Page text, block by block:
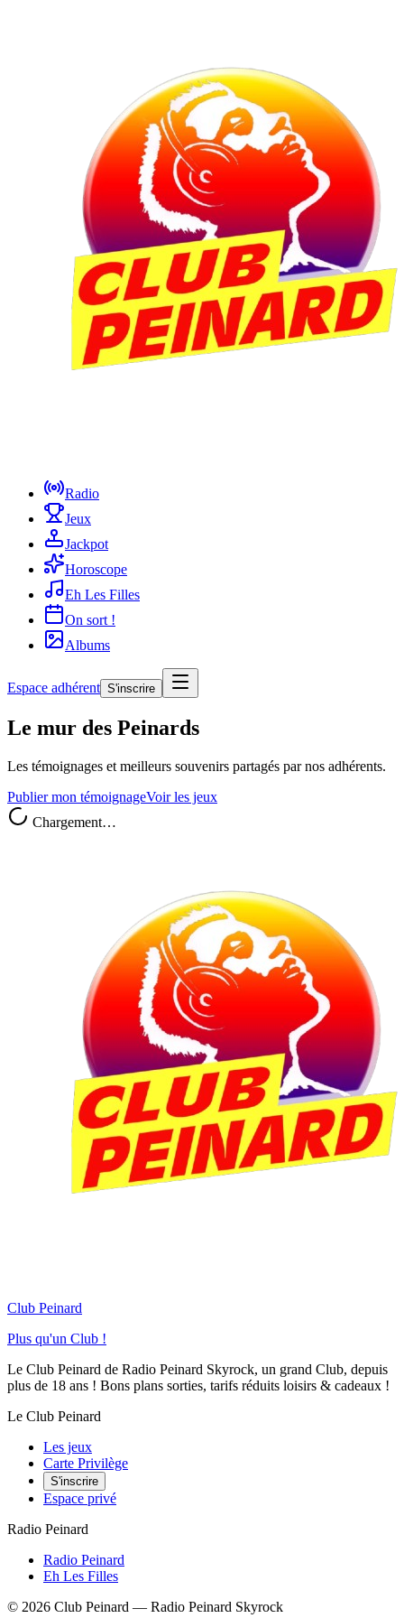
Radio
Jeux
Jackpot
Horoscope
Eh Les Filles
On sort !
Albums
Espace adhérent S'inscrire
Le mur des Peinards
Les témoignages et meilleurs souvenirs partagés par nos adhérents.
Publier mon témoignageVoir les jeux
Chargement…
Club Peinard
Plus qu'un Club !
Le Club Peinard de Radio Peinard Skyrock, un grand Club, depuis
plus de 18 ans ! Bons plans sorties, tarifs réduits loisirs & cadeaux !
Le Club Peinard
Les jeux
Carte Privilège
S'inscrire
Espace privé
Radio Peinard
Radio Peinard
Eh Les Filles
© 2026 Club Peinard — Radio Peinard Skyrock